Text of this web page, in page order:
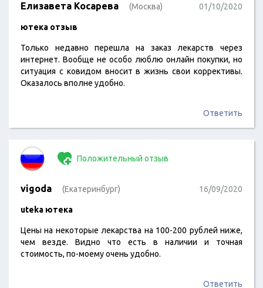
Елизавета Косарева (Москва) 01/10/2020
ютека отзыв
Только недавно перешла на заказ лекарств через
интернет. Вообще не особо люблю онлайн покупки, но
ситуация с ковидом вносит в жизнь свои коррективы.
Оказалось вполне удобно.
Ответить
Положительный отзыв
vigoda (Екатеринбург) 16/09/2020
uteka ютека
Цены на некоторые лекарства на 100-200 рублей ниже,
чем везде. Видно что есть в наличии и точная
стоимость, по-моему очень удобно.
Ответить